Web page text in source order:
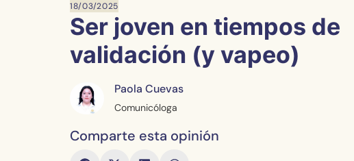
18/03/2025
Ser joven en tiempos de
validación (y vapeo)
Paola Cuevas
Comunicóloga
Comparte esta opinión